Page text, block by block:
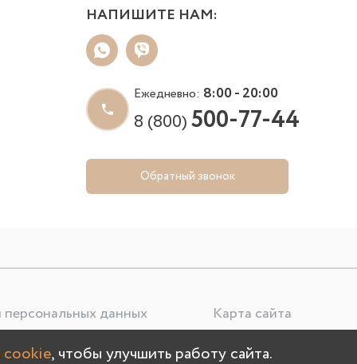
НАПИШИТЕ НАМ:
Ежедневно: 8:00 - 20:00
8 (800)500-77-44
Обратный звонок
данных Карта сайта
, чтобы улучшить работу сайта.